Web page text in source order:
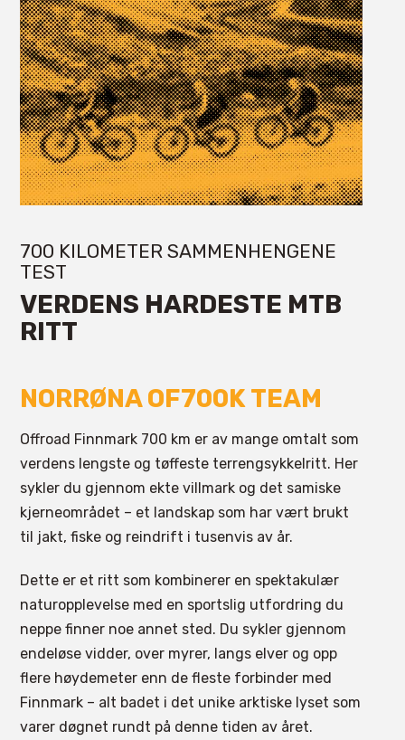
700 KILOMETER SAMMENHENGENE
TEST
VERDENS HARDESTE MTB
RITT
NORRØNA OF700K TEAM
Offroad Finnmark 700 km er av mange omtalt som
verdens lengste og tøffeste terrengsykkelritt. Her
sykler du gjennom ekte villmark og det samiske
kjerneområdet – et landskap som har vært brukt
til jakt, fiske og reindrift i tusenvis av år.
Dette er et ritt som kombinerer en spektakulær
naturopplevelse med en sportslig utfordring du
neppe finner noe annet sted. Du sykler gjennom
endeløse vidder, over myrer, langs elver og opp
flere høydemeter enn de fleste forbinder med
Finnmark – alt badet i det unike arktiske lyset som
varer døgnet rundt på denne tiden av året.